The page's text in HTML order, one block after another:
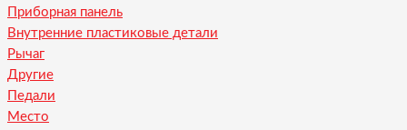
Приборная панель
Внутренние пластиковые детали
Рычаг
Другие
Педали
Место